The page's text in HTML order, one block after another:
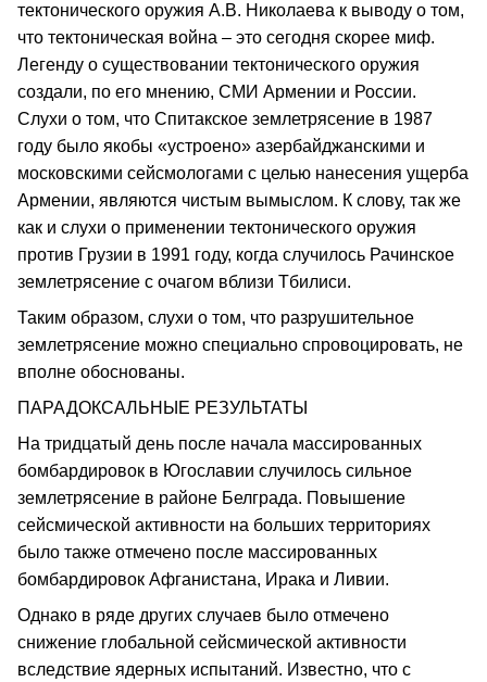
тектонического оружия А.В. Николаева к выводу о том,
что тектоническая война – это сегодня скорее миф.
Легенду о существовании тектонического оружия
создали, по его мнению, СМИ Армении и России.
Слухи о том, что Спитакское землетрясение в 1987
году было якобы «устроено» азербайджанскими и
московскими сейсмологами с целью нанесения ущерба
Армении, являются чистым вымыслом. К слову, так же
как и слухи о применении тектонического оружия
против Грузии в 1991 году, когда случилось Рачинское
землетрясение с очагом вблизи Тбилиси.
Таким образом, слухи о том, что разрушительное
землетрясение можно специально спровоцировать, не
вполне обоснованы.
ПАРАДОКСАЛЬНЫЕ РЕЗУЛЬТАТЫ
На тридцатый день после начала массированных
бомбардировок в Югославии случилось сильное
землетрясение в районе Белграда. Повышение
сейсмической активности на больших территориях
было также отмечено после массированных
бомбардировок Афганистана, Ирака и Ливии.
Однако в ряде других случаев было отмечено
снижение глобальной сейсмической активности
вследствие ядерных испытаний. Известно, что с